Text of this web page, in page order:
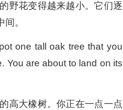
野花变得越来越小。它们逐
。
one tall oak tree that you
You are about to land on its
高大橡树。你正在一点一点